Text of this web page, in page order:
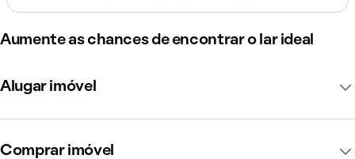
Aumente as chances de encontrar o lar ideal
Alugar imóvel
Comprar imóvel